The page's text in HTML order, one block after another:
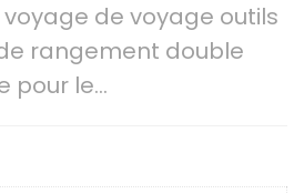
de voyage outils
rangement double
pour le…